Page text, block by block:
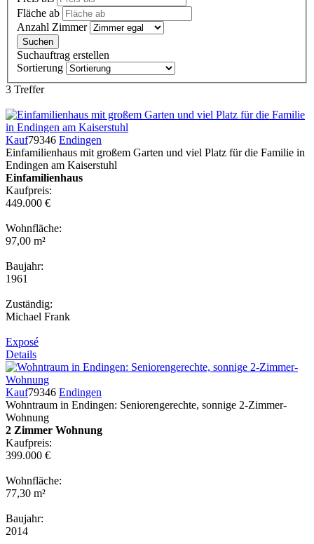
Fläche ab
Anzahl Zimmer
Suchauftrag erstellen
Sortierung
3 Treffer
Kauf79346 Endingen
Einfamilienhaus mit großem Garten und viel Platz für die Familie in
Endingen am Kaiserstuhl
Einfamilienhaus
Kaufpreis:
449.000 €
Wohnfläche:
97,00 m²
Baujahr:
1961
Zuständig:
Michael Frank
Exposé
Details
Kauf79346 Endingen
Wohntraum in Endingen: Seniorengerechte, sonnige 2-Zimmer-
Wohnung
2 Zimmer Wohnung
Kaufpreis:
399.000 €
Wohnfläche:
77,30 m²
Baujahr:
2014